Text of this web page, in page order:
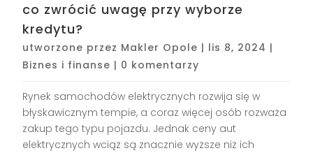
co zwrócić uwagę przy wyborze
kredytu?
utworzone przez Makler Opole | lis 8, 2024 |
Biznes i finanse | 0 komentarzy
Rynek samochodów elektrycznych rozwija się w
błyskawicznym tempie, a coraz więcej osób rozważa
zakup tego typu pojazdu. Jednak ceny aut
elektrycznych wciąż są znacznie wyższe niż ich